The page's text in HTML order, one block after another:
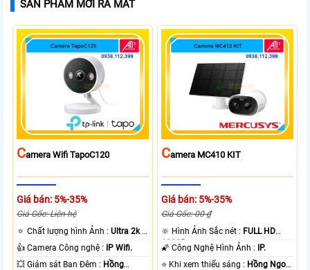
SẢN PHẨM MỚI RA MẮT
CAmera Wifi TapoC120
Giá bán: 5%-35%
Giá Gốc: Liên hệ
🔅 Chất lượng hình Ảnh :Ultra 2k +
.
👍 Camera Công nghệ :
IP Wifi.
💥 Giám sát Ban Đêm : Hồng
CAmera MC410 KIT
Giá bán: 5%-35%
Giá Gốc: 00 ₫
🔆 Hình Ảnh Sắc nét : FULL HD
1080P .
🌠 Công Nghệ Hình Ảnh :
IP.
⭐ Khi xem thiếu sáng : Hồng Ngoại